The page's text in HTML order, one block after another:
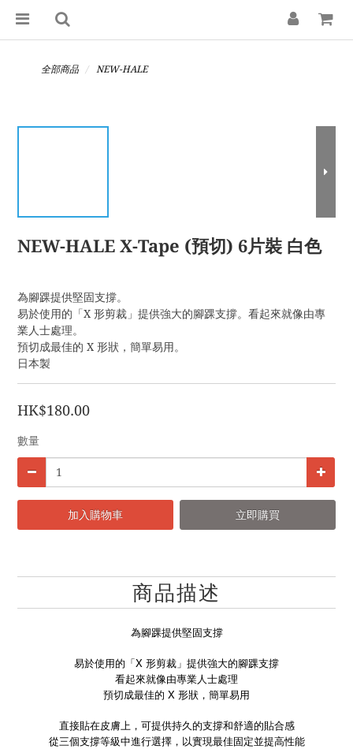
全部商品 NEW-HALE
NEW-HALE X-Tape (預切) 6片裝 白色
為腳踝提供堅固支撐。
易於使用的「X 形剪裁」提供強大的腳踝支撐。看起來就像由專
業人士處理。
預切成最佳的 X 形狀，簡單易用。
日本製
HK$180.00
數量
加入購物車 立即購買
商品描述
為腳踝提供堅固支撐
易於使用的「X 形剪裁」提供強大的腳踝支撐
看起來就像由專業人士處理
預切成最佳的 X 形狀，簡單易用
直接貼在皮膚上，可提供持久的支撐和舒適的貼合感
從三個支撐等級中進行選擇，以實現最佳固定並提高性能